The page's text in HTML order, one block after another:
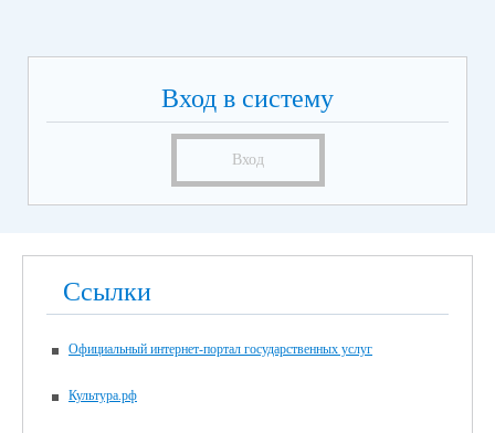
Вход в систему
Вход
Ссылки
Официальный интернет-портал государственных услуг
Культура.рф